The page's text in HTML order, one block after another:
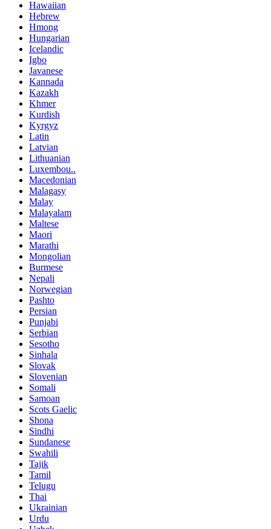
Hawaiian
Hebrew
Hmong
Hungarian
Icelandic
Igbo
Javanese
Kannada
Kazakh
Khmer
Kurdish
Kyrgyz
Latin
Latvian
Lithuanian
Luxembou..
Macedonian
Malagasy
Malay
Malayalam
Maltese
Maori
Marathi
Mongolian
Burmese
Nepali
Norwegian
Pashto
Persian
Punjabi
Serbian
Sesotho
Sinhala
Slovak
Slovenian
Somali
Samoan
Scots Gaelic
Shona
Sindhi
Sundanese
Swahili
Tajik
Tamil
Telugu
Thai
Ukrainian
Urdu